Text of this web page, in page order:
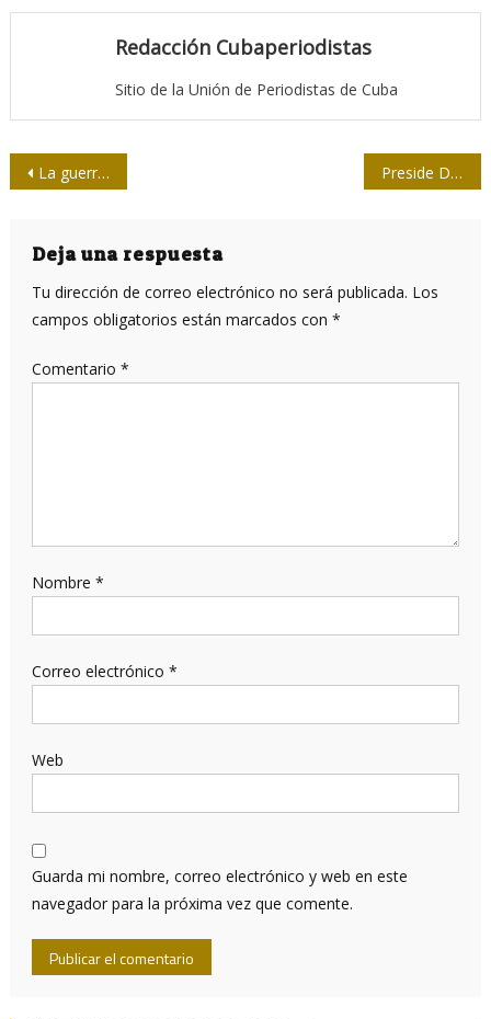
Redacción Cubaperiodistas
Sitio de la Unión de Periodistas de Cuba
Navegación
entradas
La guerra mediática de EEUU contra Cuba continúa Preside Díaz-Canel chequeo del programa integral por los 500 años de La Habana
Deja una respuesta
Tu dirección de correo electrónico no será publicada. Los
campos obligatorios están marcados con *
Comentario *
Nombre *
Correo electrónico *
Web
Guarda mi nombre, correo electrónico y web en este
navegador para la próxima vez que comente.